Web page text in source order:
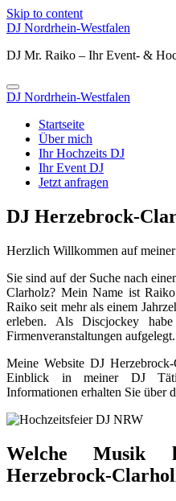
Skip to content
DJ Nordrhein-Westfalen
DJ Mr. Raiko – Ihr Event- &
DJ Nordrhein-Westfalen
Startseite
Über mich
Ihr Hochzeits DJ
Ihr Event DJ
Jetzt anfragen
DJ Herzebrock-
Herzlich Willkommen auf
Sie sind auf der Suche nach
Clarholz? Mein Name ist
Raiko seit mehr als einem
erleben. Als Discjockey
Firmenveranstaltungen aufgelegt.
Meine Website DJ
Einblick in meiner DJ
Informationen erhalten Sie über
Welche
Herzebrock-